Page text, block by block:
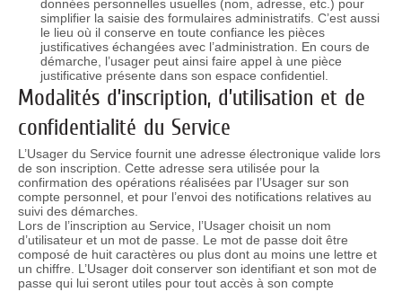
données personnelles usuelles (nom, adresse, etc.) pour
simplifier la saisie des formulaires administratifs. C’est aussi
le lieu où il conserve en toute confiance les pièces
justificatives échangées avec l’administration. En cours de
démarche, l’usager peut ainsi faire appel à une pièce
justificative présente dans son espace confidentiel.
Modalités d’inscription, d’utilisation et de
confidentialité du Service
L’Usager du Service fournit une adresse électronique valide lors
de son inscription. Cette adresse sera utilisée pour la
confirmation des opérations réalisées par l’Usager sur son
compte personnel, et pour l’envoi des notifications relatives au
suivi des démarches.
Lors de l’inscription au Service, l’Usager choisit un nom
d’utilisateur et un mot de passe. Le mot de passe doit être
composé de huit caractères ou plus dont au moins une lettre et
un chiffre. L’Usager doit conserver son identifiant et son mot de
passe qui lui seront utiles pour tout accès à son compte